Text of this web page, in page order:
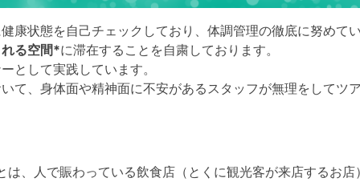
康状態を自己チェックしており、体調管理の徹底に努めて
る空間*に滞在することを自粛しております。
として実践しています。
て、身体面や精神面に不安があるスタッフが無理をしてツ
は、人で賑わっている飲食店（とくに観光客が来店するお